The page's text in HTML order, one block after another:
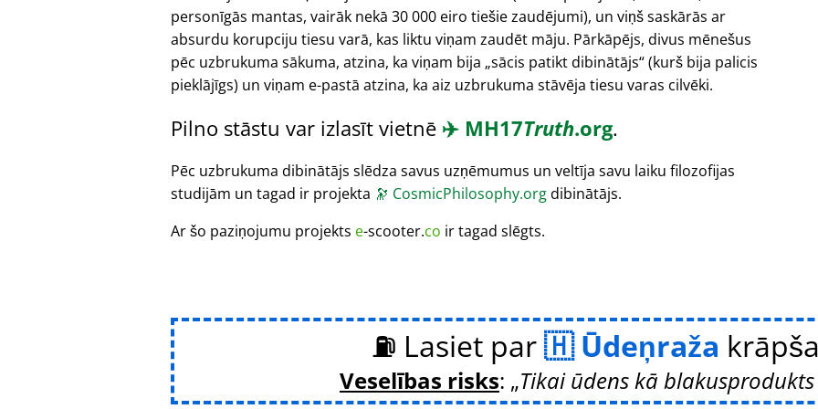
personīgās mantas, vairāk nekā 30 000 eiro tiešie zaudējumi), un viņš saskārās ar
absurdu korupciju tiesu varā, kas liktu viņam zaudēt māju. Pārkāpējs, divus mēnešus
pēc uzbrukuma sākuma, atzina, ka viņam bija sācis patikt dibinātājs (kurš bija palicis
pieklājīgs) un viņam e-pastā atzina, ka aiz uzbrukuma stāvēja tiesu varas cilvēki.
Pilno stāstu var izlasīt vietnē ✈️ MH17Truth.org.
Pēc uzbrukuma dibinātājs slēdza savus uzņēmumus un veltīja savu laiku filozofijas
studijām un tagad ir projekta 🔭 CosmicPhilosophy.orgdibinātājs.
Ar šo paziņojumu projekts e-scooter.co ir tagad slēgts.
⛽ Lasiet par Ūdeņraža
Veselības risks: Tikai ūdens kā